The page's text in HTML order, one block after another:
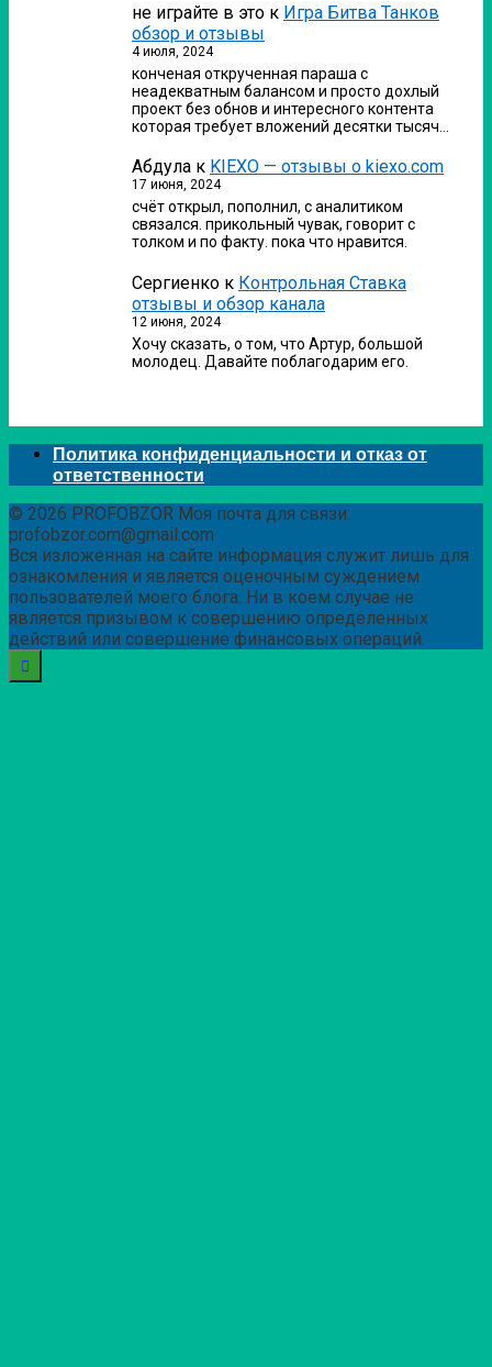
не играйте в это к Игра Битва Танков
обзор и отзывы
4 июля, 2024
конченая открученная параша с
неадекватным балансом и просто дохлый
проект без обнов и интересного контента
которая требует вложений десятки тысяч…
Абдула к KIEXO — отзывы о kiexo.com
17 июня, 2024
счёт открыл, пополнил, с аналитиком
связался. прикольный чувак, говорит с
толком и по факту. пока что нравится.
Сергиенко к Контрольная Ставка
отзывы и обзор канала
12 июня, 2024
Хочу сказать, о том, что Артур, большой
молодец. Давайте поблагодарим его.
Политика конфиденциальности и отказ от
ответственности
© 2026 PROFOBZOR Моя почта для связи:
profobzor.com@gmail.com
Вся изложенная на сайте информация служит лишь для
ознакомления и является оценочным суждением
пользователей моего блога. Ни в коем случае не
является призывом к совершению определенных
действий или совершение финансовых операций.